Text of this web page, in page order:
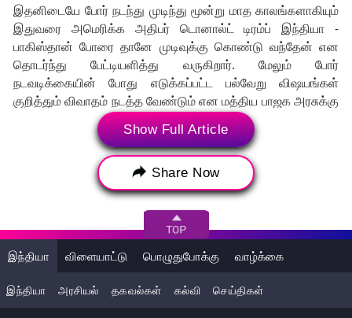
இதனிடையே போர் நடந்து முடிந்து மூன்று மாத காலங்களாகியும்
இதுவரை அமெரிக்க அதிபர் டொனால்ட் டிரம்ப் இந்தியா -
பாகிஸ்தான் போரை தானே முடிவுக்கு கொண்டு வந்தேன் என
தொடர்ந்து பேட்டியளித்து வருகிறார். மேலும் போர்
நடவடிக்கையின் போது எடுக்கப்பட்ட பல்வேறு விஷயங்கள்
குறித்தும் விவாதம் நடத்த வேண்டும் என மத்திய பாஜக அரசுக்கு
காங்கிரஸ், திமுக உட்பட எதிர்க்கட்சிகள் கோரிக்கை வைத்து
O.Panneerselvam: மத்திய அரசுக்கு எதிராக
ஓ.பன்னீர்செல்வம் பரபரப்பு அறிக்கை.!
நாடாளுமன்ற மக்களவை மழைக்கால
தற்போது நாடாளுமன்றத்தில் மக்களவை மழைக்கால
கூட்டத்தொடர் நடைபெற்று வரும் நிலையில், ஜூன் 28 முதல்
ஆபரேஷன் சிந்தூர் (Operation Sindoor) சிறப்பு விவாதம்
நடைபெற்றது. இதில் நேற்று பேசிய பாதுகாப்புத்துறை அமைச்சர்
Show Full Article
Share Now
இந்தியா விளையாட்டு பொழுதுபோக்கு வாழ்க்கை
இந்தியா அரசியல் தகவல்கள் கல்வி செய்திகள்